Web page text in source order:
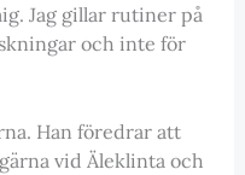
Jag gillar rutiner på
och inte för
Han föredrar att
vid Äleklinta och